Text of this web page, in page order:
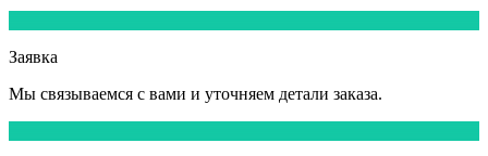
Заявка
Мы связываемся с вами и уточняем детали заказа.